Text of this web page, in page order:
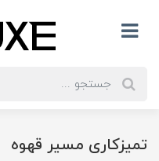
تمیزکاری مسیر قهوه